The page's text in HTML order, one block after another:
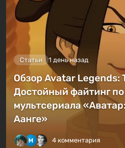
Статьи 1 день назад
Обзор Avatar Legends:
Достойный файтинг
мультсериала
Аанге»
4 комментария